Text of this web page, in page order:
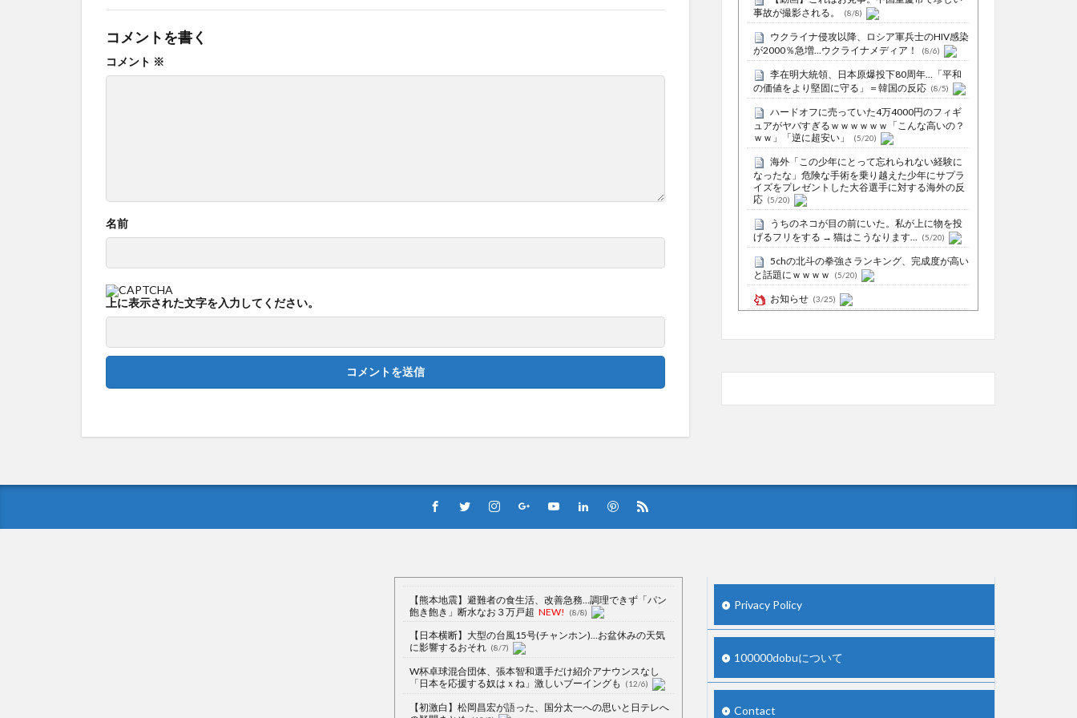
コメントを書く
コメント ※
名前
上に表示された文字を入力してください。
事故が撮影される。
(8/8)
ウクライナ侵攻以降、ロシア軍兵士のHIV感染
が2000％急増…ウクライナメディア！
(8/6)
李在明大統領、日本原爆投下80周年…「平和
の価値をより堅固に守る」＝韓国の反応 (8/5)
ハードオフに売っていた4万4000円のフィギ
ュアがヤバすぎるｗｗｗｗｗｗ「こんな高いの？
ｗｗ」「逆に超安い」
(5/20)
海外「この少年にとって忘れられない経験に
なったな」危険な手術を乗り越えた少年にサプラ
イズをプレゼントした大谷選手に対する海外の反
応 (5/20)
うちのネコが目の前にいた。私が上に物を投
げるフリをする → 猫はこうなります…
(5/20)
5chの北斗の拳強さランキング、完成度が高い
と話題にｗｗｗｗ
(5/20)
お知らせ (3/25)
【熊本地震】避難者の食生活、改善急務…調理できず「パン
飽き飽き」断水なお３万戸超 NEW! (8/8)
【日本横断】大型の台風15号(チャンホン)…お盆休みの天気
に影響するおそれ (8/7)
W杯卓球混合団体、張本智和選手だけ紹介アナウンスなし
「日本を応援する奴はｘね」激しいブーイングも
(12/6)
【初激白】松岡昌宏が語った、国分太一への思いと日テレへ
Privacy Policy
100000dobuについて
Contact